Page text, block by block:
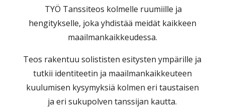
TYÖ Tanssiteos kolmelle ruumiille ja
hengitykselle, joka yhdistää meidät kaikkeen
maailmankaikkeudessa.
Teos rakentuu solististen esitysten ympärille ja
tutkii identiteetin ja maailmankaikkeuteen
kuulumisen kysymyksiä kolmen eri taustaisen
ja eri sukupolven tanssijan kautta.